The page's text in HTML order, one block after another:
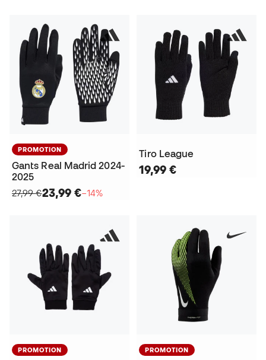
PROMOTION
Gants Real Madrid 2024-
2025
27,99 €23,99 €−14%
Tiro League
19,99 €
PROMOTION PROMOTION